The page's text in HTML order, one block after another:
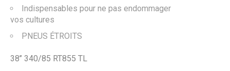
Indispensables pour ne pas endommager
vos cultures
PNEUS ÉTROITS
38’’ 340/85 RT855 TL